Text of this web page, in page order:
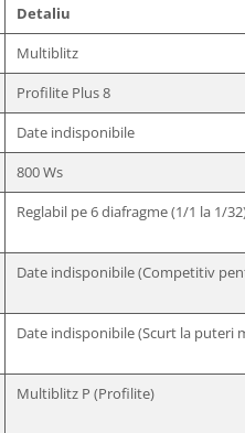
Detaliu
Multiblitz
Profilite Plus 8
Date indisponibile
800 Ws
Reglabil pe 6 diafragme (1/1 la 1/
Date indisponibile (Competitiv
Date indisponibile (Scurt la puteri
Multiblitz P (Profilite)